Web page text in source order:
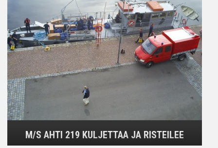
M/S AHTI 219 KULJETTAA JA RISTEILEE